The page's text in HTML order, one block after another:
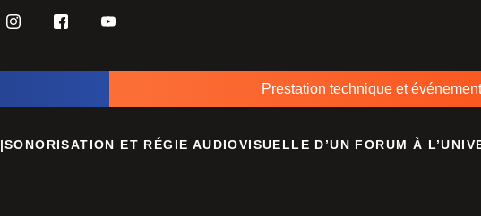
Prestation technique et
|SONORISATION ET RÉGIE AUDIOVISUELLE D’UN FORUM À